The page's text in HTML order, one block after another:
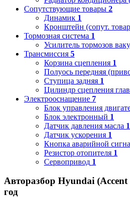
Сопутствующие товары 2
Динамик 1
Кронштейн (сопут.
Тормозная система 1
Усилитель тормозов
Трансмиссия 5
Корзина сцепления 1
Полуось передняя
Ступица задняя 1
Цилиндр сцепления
Электрооснащение 7
Блок управления
Блок электронный 1
Датчик давления масла 1
Датчик ускорения 1
Кнопка аварийной
Резистор отопителя 1
Сервопривод 1
Авторазбор Hyundai (Accent
год